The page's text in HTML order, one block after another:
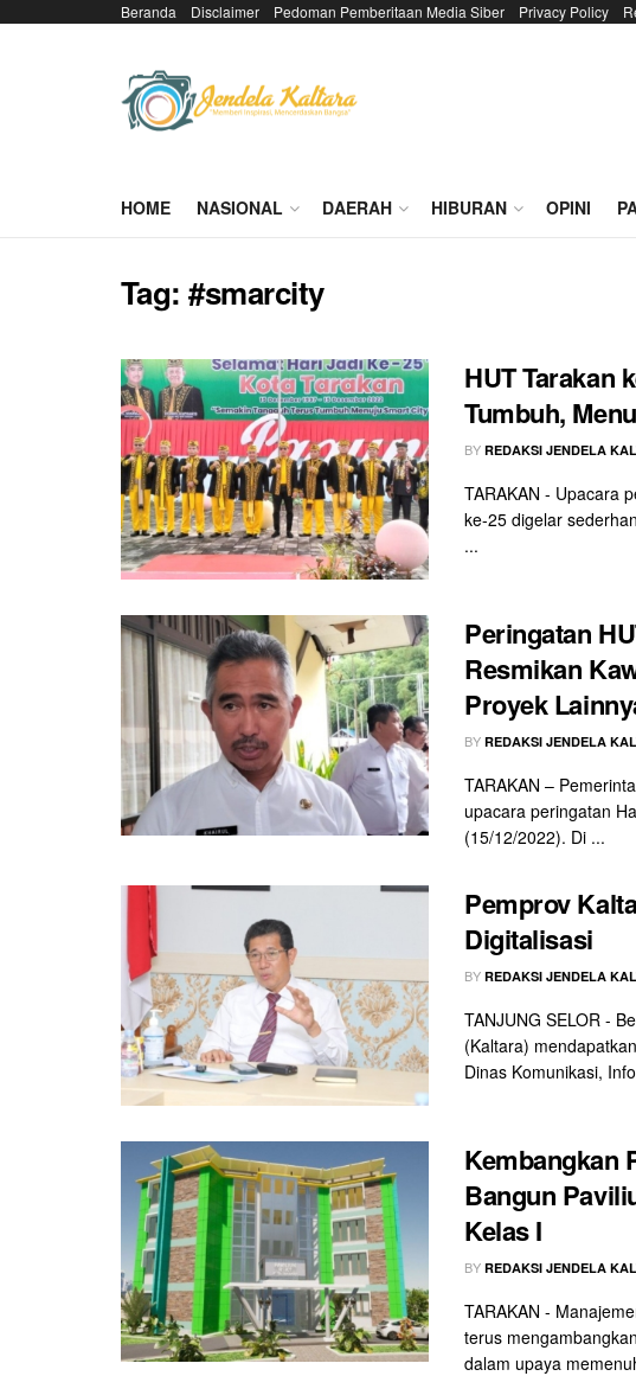
Beranda Disclaimer Pedoman Pemberitaan Media Siber Privacy Policy
HOME NASIONAL DAERAH HIBURAN OPINI
Tag:#smarcity
HUT Tarakan
Tumbuh,
BY REDAKSI JENDELA
TARAKAN - Upacara
ke-25 digelar
...
Peringatan
Resmikan
Proyek
BY REDAKSI JENDELA
TARAKAN –
upacara peringatan
(15/12/2022). Di ...
Pemprov
Digitalisasi
BY REDAKSI JENDELA
TANJUNG SELOR -
(Kaltara)
Dinas Komunikasi,
Kembangkan
Bangun
Kelas I
BY REDAKSI JENDELA
TARAKAN -
terus
dalam upaya